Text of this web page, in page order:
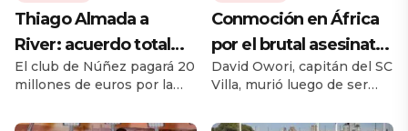
Thiago Almada a
River: acuerdo total
con Atlético de Madrid
y el campeón del
mundo llega por una
El club de Núñez pagará 20
millones de euros por la
Le ganó la pulseada a
Conmoción en África
por el brutal asesinato
de una de las figuras
del fútbol ugandés
David Owori, capitán del SC
Villa, murió luego de ser
durante un asalto ocurrido